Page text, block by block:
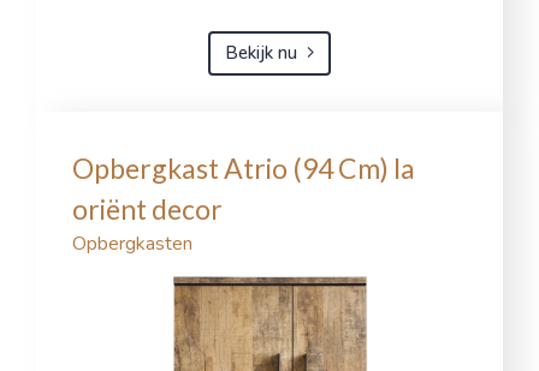
Bekijk nu
Opbergkast Atrio (94 Cm) la
oriënt decor
Opbergkasten